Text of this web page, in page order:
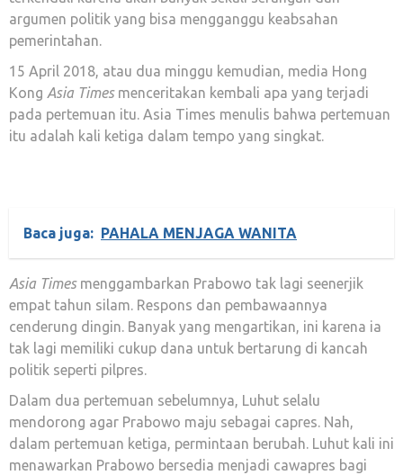
argumen politik yang bisa mengganggu keabsahan
pemerintahan.
15 April 2018, atau dua minggu kemudian, media Hong
Kong Asia Times menceritakan kembali apa yang terjadi
pada pertemuan itu. Asia Times menulis bahwa pertemuan
itu adalah kali ketiga dalam tempo yang singkat.
Baca juga: PAHALA MENJAGA WANITA
Asia Timesmenggambarkan Prabowo tak lagi seenerjik
empat tahun silam. Respons dan pembawaannya
cenderung dingin. Banyak yang mengartikan, ini karena ia
tak lagi memiliki cukup dana untuk bertarung di kancah
politik seperti pilpres.
Dalam dua pertemuan sebelumnya, Luhut selalu
mendorong agar Prabowo maju sebagai capres. Nah,
dalam pertemuan ketiga, permintaan berubah. Luhut kali ini
menawarkan Prabowo bersedia menjadi cawapres bagi